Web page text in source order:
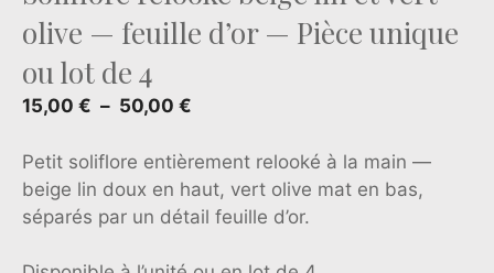
olive — feuille d’or — Pièce unique
ou lot de 4
15,00 € – 50,00 €
prix :
15,00 €
à
Petit soliflore entièrement relooké à la main —
beige lin doux en haut, vert olive mat en bas,
séparés par un détail feuille d’or.